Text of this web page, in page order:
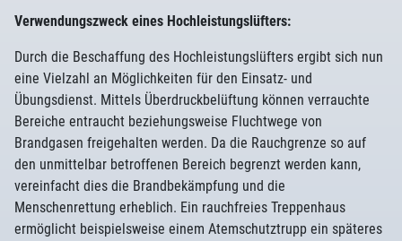
Verwendungszweck eines Hochleistungslüfters:
Durch die Beschaffung des Hochleistungslüfters ergibt sich nun
eine Vielzahl an Möglichkeiten für den Einsatz- und
Übungsdienst. Mittels Überdruckbelüftung können verrauchte
Bereiche entraucht beziehungsweise Fluchtwege von
Brandgasen freigehalten werden. Da die Rauchgrenze so auf
den unmittelbar betroffenen Bereich begrenzt werden kann,
vereinfacht dies die Brandbekämpfung und die
Menschenrettung erheblich. Ein rauchfreies Treppenhaus
ermöglicht beispielsweise einem Atemschutztrupp ein späteres